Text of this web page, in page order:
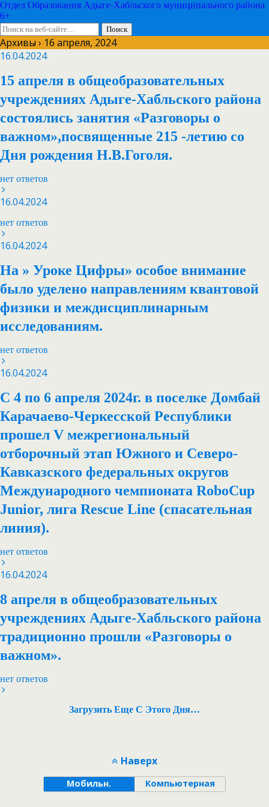
Отдел Образования Адыге-Хабльского муниципального района
6+
Архивы › 16 апреля, 2024
16.04.2024
15 апреля в общеобразовательных
учреждениях Адыге-Хабльского района
состоялись занятия «Разговоры о
важном»,посвященные 215 -летию со
Дня рождения Н.В.Гоголя.
нет ответов
16.04.2024
нет ответов
16.04.2024
На » Уроке Цифры» особое внимание
было уделено направлениям квантовой
физики и междисциплинарным
исследованиям.
нет ответов
16.04.2024
С 4 по 6 апреля 2024г. в поселке Домбай
Карачаево-Черкесской Республики
прошел V межрегиональный
отборочный этап Южного и Северо-
Кавказского федеральных округов
Международного чемпионата RoboCup
Junior, лига Rescue Line (спасательная
линия).
нет ответов
16.04.2024
8 апреля в общеобразовательных
учреждениях Адыге-Хабльского района
традиционно прошли «Разговоры о
важном».
нет ответов
Загрузить Еще С Этого Дня…
Наверх
Мобильн. Компьютерная